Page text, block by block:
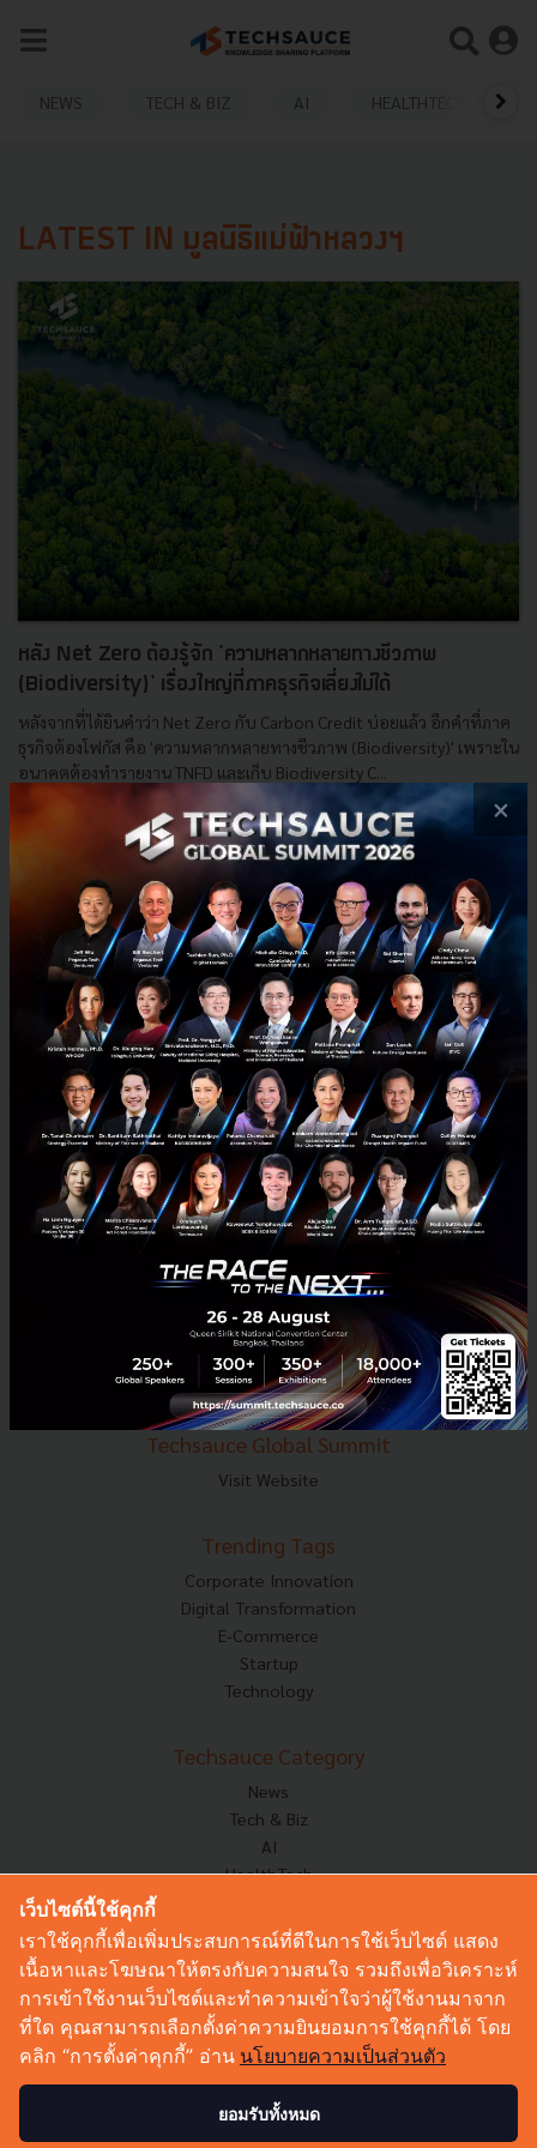
NEWS TECH & BIZ AI HEALTHTECH
LATEST IN มูลนิธิแม่ฟ้าหลวงฯ
หลัง Net Zero ต้องรู้จัก 'ความหลากหลายทางชีวภาพ
(Biodiversity)' เรื่องใหญ่ที่ภาคธุรกิจเลี่ยงไม่ได้
หลังจากที่ได้ยินคำว่า Net Zero กับ Carbon Credit บ่อยแล้ว อีกคำที่ภาค
ธุรกิจต้องโฟกัส คือ 'ความหลากหลายทางชีวภาพ (Biodiversity)' เพราะใน
อนาคตต้องทำรายงาน TNFD และเก็บ Biodiversity C...
| By Techsauce Team
Sustainable Focus TNFD biodiversity Natural Capital มูลนิธิแม่ฟ้าหลวงฯ
E-mail :contact@techsauce.co
Tel : 02-001-5375
Mobile : 06-4658-9500
Techsauce Media
About Techsauce
Techsauce Services
Privacy Policy
ส่งบทความ
Techsauce Global Summit
Visit Website
Trending Tags
Corporate Innovation
Digital Transformation
E-Commerce
Startup
Technology
Techsauce Category
News
Tech & Biz
AI
HealthTech
Corp Innov
Saucy Thoughts
Sustainable
Videos
Podcast
×
เว็บไซต์นี้ใช้คุกกี้
เราใช้คุกกี้เพื่อเพิ่มประสบการณ์ที่ดีในการใช้เว็บไซต์ แสดง
เนื้อหาและโฆษณาให้ตรงกับความสนใจ รวมถึงเพื่อวิเคราะห์
การเข้าใช้งานเว็บไซต์และทำความเข้าใจว่าผู้ใช้งานมาจาก
ที่ใด คุณสามารถเลือกตั้งค่าความยินยอมการใช้คุกกี้ได้ โดย
คลิก “การตั้งค่าคุกกี้” อ่าน นโยบายความเป็นส่วนตัว
ยอมรับทั้งหมด